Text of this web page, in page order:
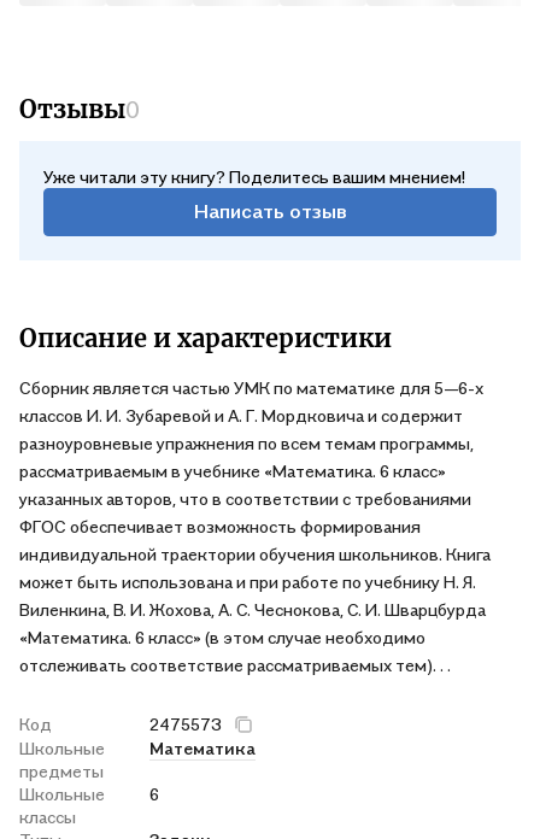
Отзывы0
Уже читали эту книгу? Поделитесь вашим мнением!
Написать отзыв
Описание и характеристики
Сборник является частью УМК по математике для 5—6-х
классов И. И. Зубаревой и А. Г. Мордковича и содержит
разноуровневые упражнения по всем темам программы,
рассматриваемым в учебнике «Математика. 6 класс»
указанных авторов, что в соответствии с требованиями
ФГОС обеспечивает возможность формирования
индивидуальной траектории обучения школьников. Книга
может быть использована и при работе по учебнику Н. Я.
Виленкина, В. И. Жохова, А. С. Чеснокова, С. И. Шварцбурда
«Математика. 6 класс» (в этом случае необходимо
отслеживать соответствие рассматриваемых тем). . .
Код
2475573
Школьные
предметы
Математика
Школьные
классы
6